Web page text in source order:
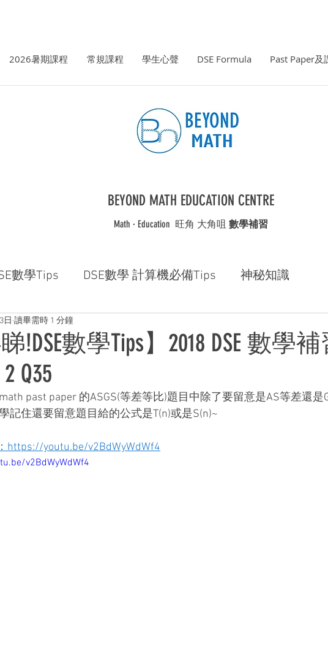
2026暑期課程 常規課程 學生心聲 DSE Formula Past Paper及
BEYOND MATH EDUCATION CENTRE
Math · Education ​旺角 大角咀 數學補習
數學Tips DSE數學 計算機必備Tips 神秘知識
睇!DSE數學Tips】2018 DSE 數學
Q35
日 讀畢需時 1 分鐘
math past paper 的ASGS(等差等比)題目中除了要留意是AS等差還是
記住還要留意題目給的公式是T(n)或是S(n)~
https://youtu.be/v2BdWyWdWf4
v2BdWyWdWf4